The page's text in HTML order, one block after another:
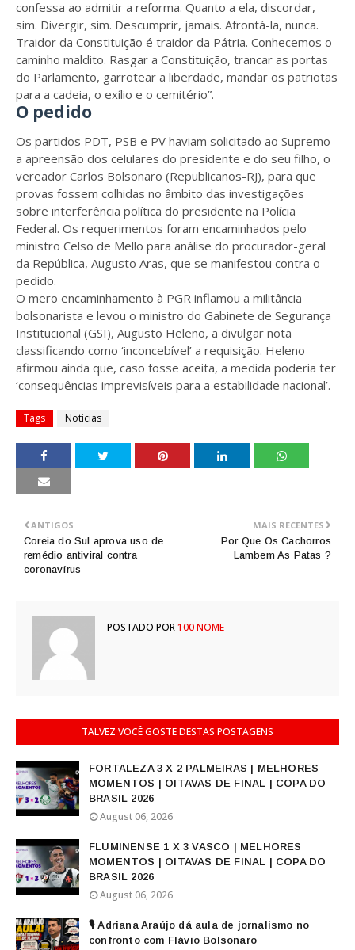
confessa ao admitir a reforma. Quanto a ela, discordar,
sim. Divergir, sim. Descumprir, jamais. Afrontá-la, nunca.
Traidor da Constituição é traidor da Pátria. Conhecemos o
caminho maldito. Rasgar a Constituição, trancar as portas
do Parlamento, garrotear a liberdade, mandar os patriotas
para a cadeia, o exílio e o cemitério”.
O pedido
Os partidos PDT, PSB e PV haviam solicitado ao Supremo
a apreensão dos celulares do presidente e do seu filho, o
vereador Carlos Bolsonaro (Republicanos-RJ), para que
provas fossem colhidas no âmbito das investigações
sobre interferência política do presidente na Polícia
Federal. Os requerimentos foram encaminhados pelo
ministro Celso de Mello para análise do procurador-geral
da República, Augusto Aras, que se manifestou contra o
pedido.
O mero encaminhamento à PGR inflamou a militância
bolsonarista e levou o ministro do Gabinete de Segurança
Institucional (GSI), Augusto Heleno, a divulgar nota
classificando como ‘inconcebível’ a requisição. Heleno
afirmou ainda que, caso fosse aceita, a medida poderia ter
‘consequências imprevisíveis para a estabilidade nacional’.
Tags Noticias
MAIS RECENTES
Por Que Os Cachorros
Lambem As Patas ?
ANTIGOS
Coreia do Sul aprova uso de
remédio antiviral contra
coronavírus
POSTADO POR100 NOME
TALVEZ VOCÊ GOSTE DESTAS POSTAGENS
FORTALEZA 3 X 2 PALMEIRAS | MELHORES
MOMENTOS | OITAVAS DE FINAL | COPA DO
BRASIL 2026
August 06, 2026
FLUMINENSE 1 X 3 VASCO | MELHORES
MOMENTOS | OITAVAS DE FINAL | COPA DO
BRASIL 2026
August 06, 2026
🎙️ Adriana Araújo dá aula de jornalismo no
confronto com Flávio Bolsonaro